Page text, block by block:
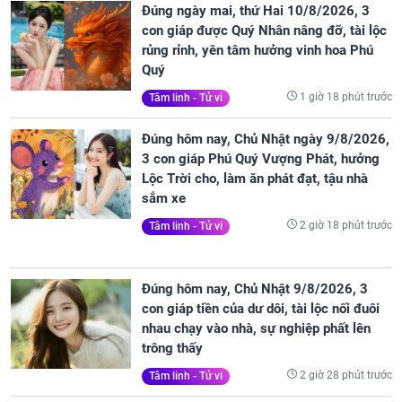
Đúng ngày mai, thứ Hai 10/8/2026, 3
con giáp được Quý Nhân nâng đỡ, tài lộc
rủng rỉnh, yên tâm hưởng vinh hoa Phú
Quý
Tâm linh - Tử vi 1 giờ 18 phút trước
Đúng hôm nay, Chủ Nhật ngày 9/8/2026,
3 con giáp Phú Quý Vượng Phát, hưởng
Lộc Trời cho, làm ăn phát đạt, tậu nhà
sắm xe
Tâm linh - Tử vi 2 giờ 18 phút trước
Đúng hôm nay, Chủ Nhật 9/8/2026, 3
con giáp tiền của dư dôi, tài lộc nối đuôi
nhau chạy vào nhà, sự nghiệp phất lên
trông thấy
Tâm linh - Tử vi 2 giờ 28 phút trước